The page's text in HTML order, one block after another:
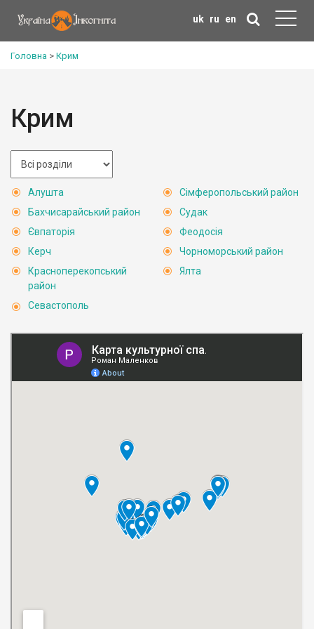
uk ru en
Головна > Крим
Крим
Алушта
Бахчисарайський район
Євпаторія
Керч
Красноперекопський
район
Севастополь
Сімферопольський район
Судак
Феодосія
Чорноморський район
Ялта